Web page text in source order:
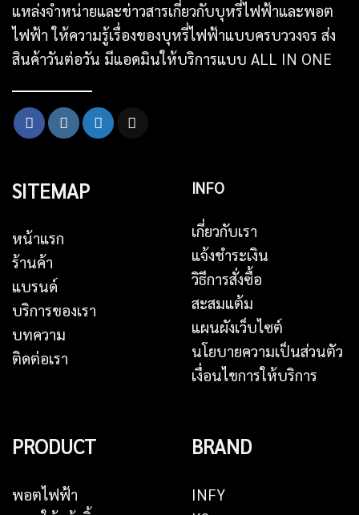
แหล่งจำหน่ายและข่าวสารเกี่ยวกับบุหรี่ไฟฟ้าและพอต
ไฟฟ้า ให้ความรู้เรื่องของบุหรี่ไฟฟ้าแบบครบววงจร ส่ง
สินค้าวันต่อวัน มีแอดมินให้บริการแบบ ALL IN ONE
SITEMAP
หน้าแรก
ร้านค้า
แบรนด์
บริการของเรา
บทความ
ติดต่อเรา
INFO
เกี่ยวกับเรา
แจ้งชำระเงิน
วิธีการสั่งซื้อ
สะสมแต้ม
แผนผังเว็บไซต์
นโยบายความเป็นส่วนตัว
เงื่อนไขการให้บริการ
PRODUCT
พอตไฟฟ้า
BRAND
INFY